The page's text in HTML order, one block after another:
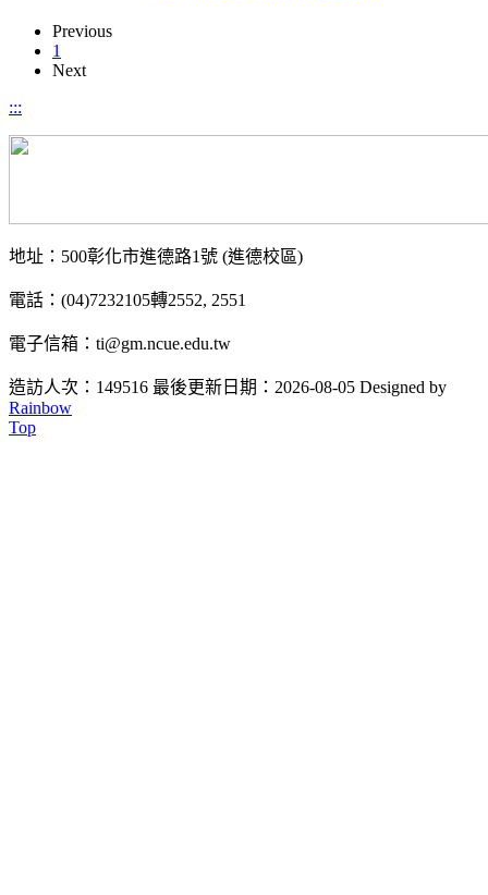
Previous
1
Next
:::
地址：500彰化市進德路1號 (進德校區)
電話：(04)7232105轉2552, 2551
電子信箱：ti@gm.ncue.edu.tw
造訪人次：149516 最後更新日期：2026-08-05 Designed by
Rainbow
Top